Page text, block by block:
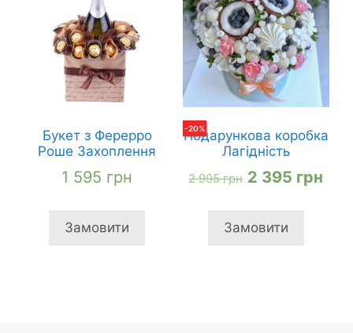
Букет з Ферерро
Роше Захоплення
1 595 грн
Замовити
-20%
Подарункова коробка
Лагідність
2 995грн Оригінальна
2
2 395 грн
Замовити